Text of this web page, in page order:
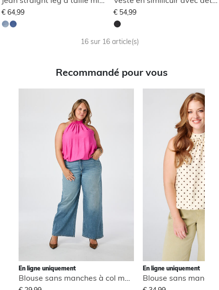
€ 64,99 € 54,99
16 sur 16 article(s)
Recommandé pour vous
En ligne uniquement En ligne uniquement